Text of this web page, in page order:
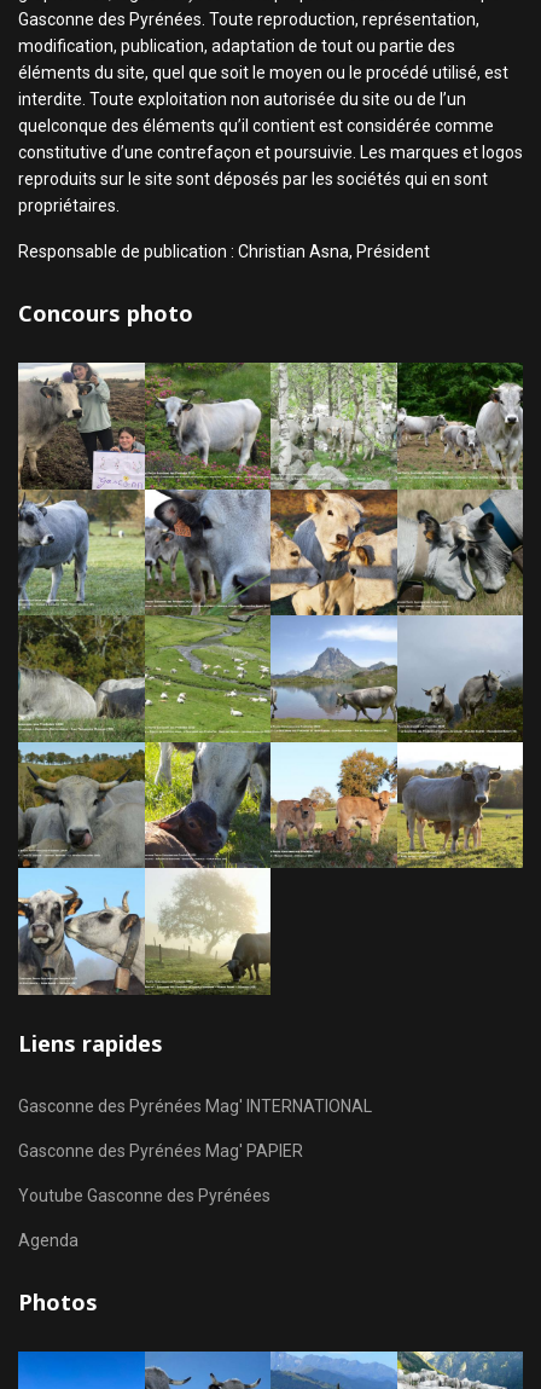
Gasconne des Pyrénées. Toute reproduction, représentation,
modification, publication, adaptation de tout ou partie des
éléments du site, quel que soit le moyen ou le procédé utilisé, est
interdite. Toute exploitation non autorisée du site ou de l’un
quelconque des éléments qu’il contient est considérée comme
constitutive d’une contrefaçon et poursuivie. Les marques et logos
reproduits sur le site sont déposés par les sociétés qui en sont
propriétaires.
Responsable de publication : Christian Asna, Président
Concours photo
Liens rapides
Gasconne des Pyrénées Mag' INTERNATIONAL
Gasconne des Pyrénées Mag' PAPIER
Youtube Gasconne des Pyrénées
Agenda
Photos